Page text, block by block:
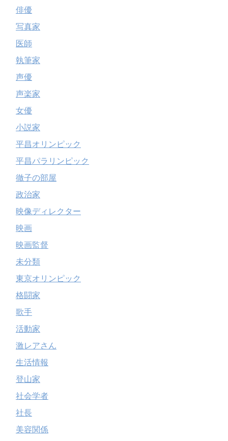
俳優
写真家
医師
執筆家
声優
声楽家
女優
小説家
平昌オリンピック
平昌パラリンピック
徹子の部屋
政治家
映像ディレクター
映画
映画監督
未分類
東京オリンピック
格闘家
歌手
活動家
激レアさん
生活情報
登山家
社会学者
社長
美容関係